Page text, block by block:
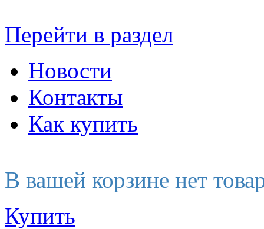
Перейти в раздел
Новости
Контакты
Как купить
В вашей корзине нет
Купить